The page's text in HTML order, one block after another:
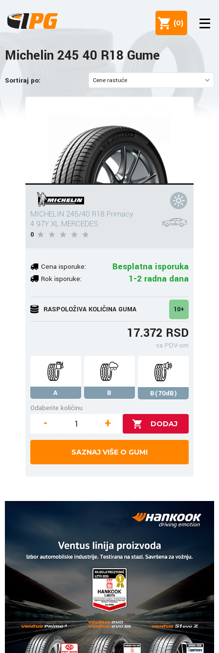
(0)
Michelin 245 40 R18 Gume
Sortiraj po:
MICHELIN 245/40 R18 Primacy
4 97Y XL MERCEDES
0
Cena isporuke: Besplatna isporuka
Rok isporuke: 1-2 radna dana
RASPOLOŽIVA KOLIČINA GUMA 10+
17.372 RSD
sa PDV-om
A B
B(70dB)
Odaberite količinu
- +
SAZNAJ VIŠE O GUMI